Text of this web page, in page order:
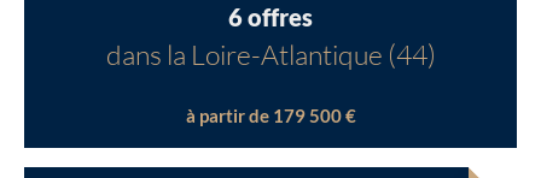
6 offres
dans la Loire-Atlantique (44)
à partir de 179 500 €